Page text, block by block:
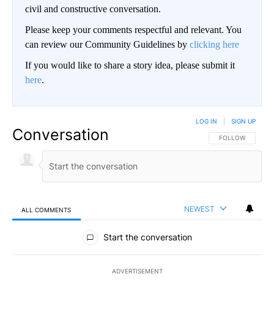
civil and constructive conversation.
Please keep your comments respectful and relevant. You
can review our Community Guidelines by clicking here
If you would like to share a story idea, please submit it
here.
Conversation FOLLOW THIS
FOLLOW
LOG IN SIGN UP
ALL COMMENTS NEWEST
All Comments
Start the conversation
ADVERTISEMENT